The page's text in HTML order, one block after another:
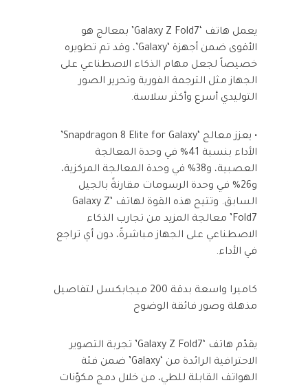
يعمل هاتف ‘Galaxy Z Fold7’ بمعالج هو
الأقوى ضمن أجهزة ‘Galaxy’، وقد تم تطويره
خصيصاً لجعل مهام الذكاء الاصطناعي على
الجهاز مثل الترجمة الفورية وتحرير الصور
التوليدي أسرع وأكثر سلاسة.
• يعزز معالج ‘Snapdragon 8 Elite for Galaxy’
الأداء بنسبة 41% في وحدة المعالجة
العصبية، و38% في وحدة المعالجة المركزية،
و26% في وحدة الرسومات مقارنةً بالجيل
السابق. وتتيح هذه القوة لهاتف ‘Galaxy Z
Fold7’ معالجة المزيد من تجارب الذكاء
الاصطناعي على الجهاز مباشرةً، دون أي تراجع
في الأداء.
كاميرا واسعة بدقة 200 ميجابكسل لتفاصيل
مذهلة وصور فائقة الوضوح
يقدّم هاتف ‘Galaxy Z Fold7’ تجربة التصوير
الاحترافية الرائدة من ‘Galaxy’ ضمن فئة
الهواتف القابلة للطي، من خلال دمج مكوّنات